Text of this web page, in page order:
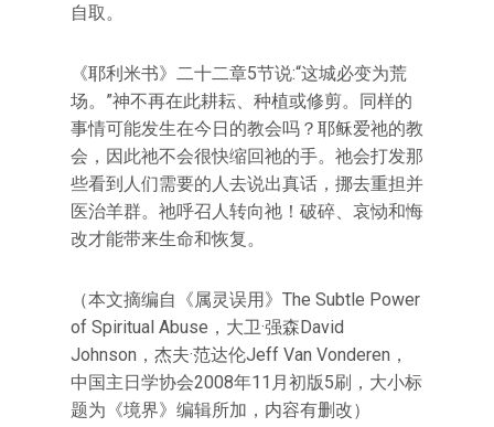
自取。
《耶利米书》二十二章5节说:“这城必变为荒
场。”神不再在此耕耘、种植或修剪。同样的
事情可能发生在今日的教会吗？耶稣爱祂的教
会，因此祂不会很快缩回祂的手。祂会打发那
些看到人们需要的人去说出真话，挪去重担并
医治羊群。祂呼召人转向祂！破碎、哀恸和悔
改才能带来生命和恢复。
（本文摘编自《属灵误用》The Subtle Power
of Spiritual Abuse，大卫·强森David
Johnson，杰夫·范达伦Jeff Van Vonderen，
中国主日学协会2008年11月初版5刷，大小标
题为《境界》编辑所加，内容有删改）